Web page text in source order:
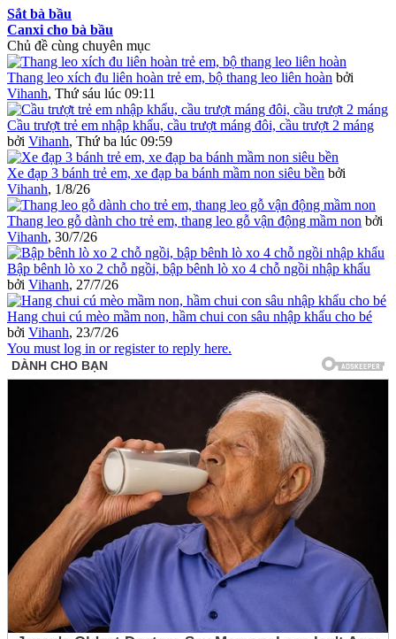
Sắt bà bầu
Canxi cho bà bầu
Chủ đề cùng chuyên mục
Thang leo xích đu liên hoàn trẻ em, bộ thang leo liên hoàn bởi
Vihanh, Thứ sáu lúc 09:11
Cầu trượt trẻ em nhập khẩu, cầu trượt máng đôi, cầu trượt 2 máng
bởi Vihanh, Thứ ba lúc 09:59
Xe đạp 3 bánh trẻ em, xe đạp ba bánh mầm non siêu bền bởi
Vihanh, 1/8/26
Thang leo gỗ dành cho trẻ em, thang leo gỗ vận động mầm non bởi
Vihanh, 30/7/26
Bập bênh lò xo 2 chỗ ngồi, bập bênh lò xo 4 chỗ ngồi nhập khẩu
bởi Vihanh, 27/7/26
Hang chui cú mèo mầm non, hầm chui con sâu nhập khẩu cho bé
bởi Vihanh, 23/7/26
You must log in or register to reply here.